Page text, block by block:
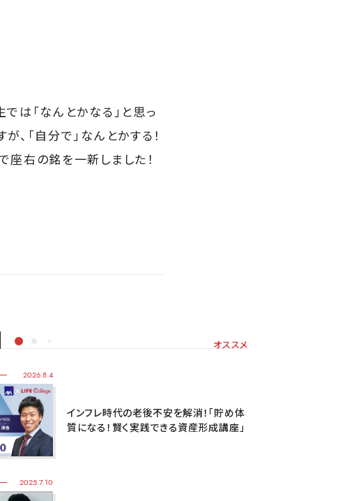
は「なんとかなる」と思っ
、「自分で」なんとかする！
座右の銘を一新しました！
オススメ
2026.8.4
インフレ時代の老後不安を解消！「貯め体
質になる！賢く実践できる資産形成講座」
2025.7.10